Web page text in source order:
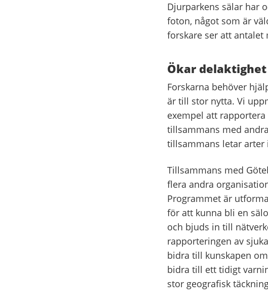
Djurparkens sälar har
foton, något som är
forskare ser att antalet
Ökar
Forskarna behöver
är till stor nytta. Vi
exempel att
tillsammans med
tillsammans letar arter
Tillsammans med
flera andra
Programmet är
för att kunna bli en
och bjuds in till
rapporteringen av
bidra till kunskapen
bidra till ett tidigt
stor geografisk